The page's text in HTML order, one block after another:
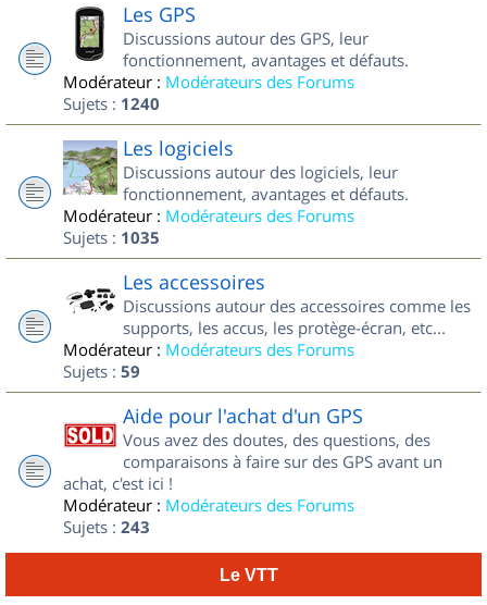
Les GPS
Discussions autour des GPS, leur
fonctionnement, avantages et défauts.
Modérateur : Modérateurs des Forums
Sujets : 1240
Les logiciels
Discussions autour des logiciels, leur
fonctionnement, avantages et défauts.
Modérateur : Modérateurs des Forums
Sujets : 1035
Les accessoires
Discussions autour des accessoires comme les
supports, les accus, les protège-écran, etc...
Modérateur : Modérateurs des Forums
Sujets : 59
Aide pour l'achat d'un GPS
Vous avez des doutes, des questions, des
comparaisons à faire sur des GPS avant un
achat, c'est ici !
Modérateur : Modérateurs des Forums
Sujets : 243
Le VTT